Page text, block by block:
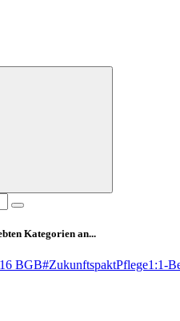
Kategorien an...
BGB#ZukunftspaktPflege1:1-